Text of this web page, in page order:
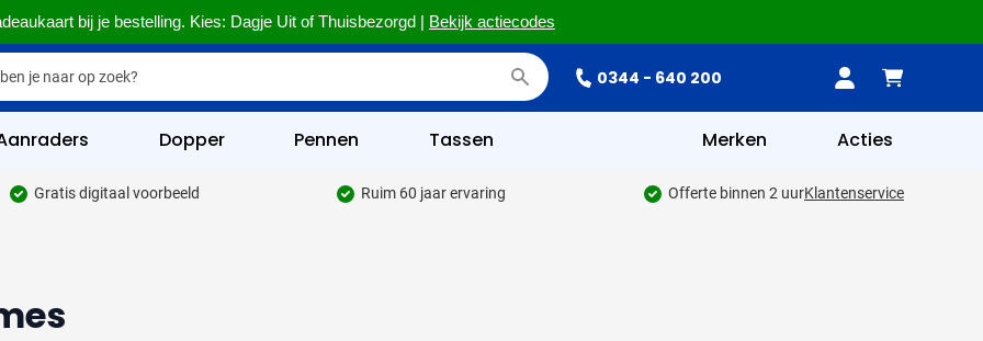
bij je bestelling. Kies: Dagje Uit of Thuisbezorgd | Bekijk actiecodes
0344 - 640 200
& Kantoor categorie
categorie
Dopper Pennen Tassen Merken Acties
Gratis digitaal voorbeeld Ruim 60 jaar ervaring Offerte binnen 2 uurKlantenservice